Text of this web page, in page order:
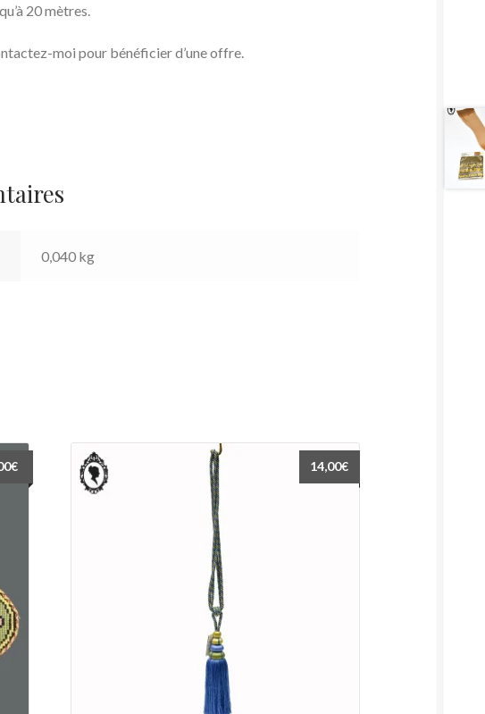
20 mètres.
moi pour bénéficier d’une offre.
0,040 kg
€ 14,00€